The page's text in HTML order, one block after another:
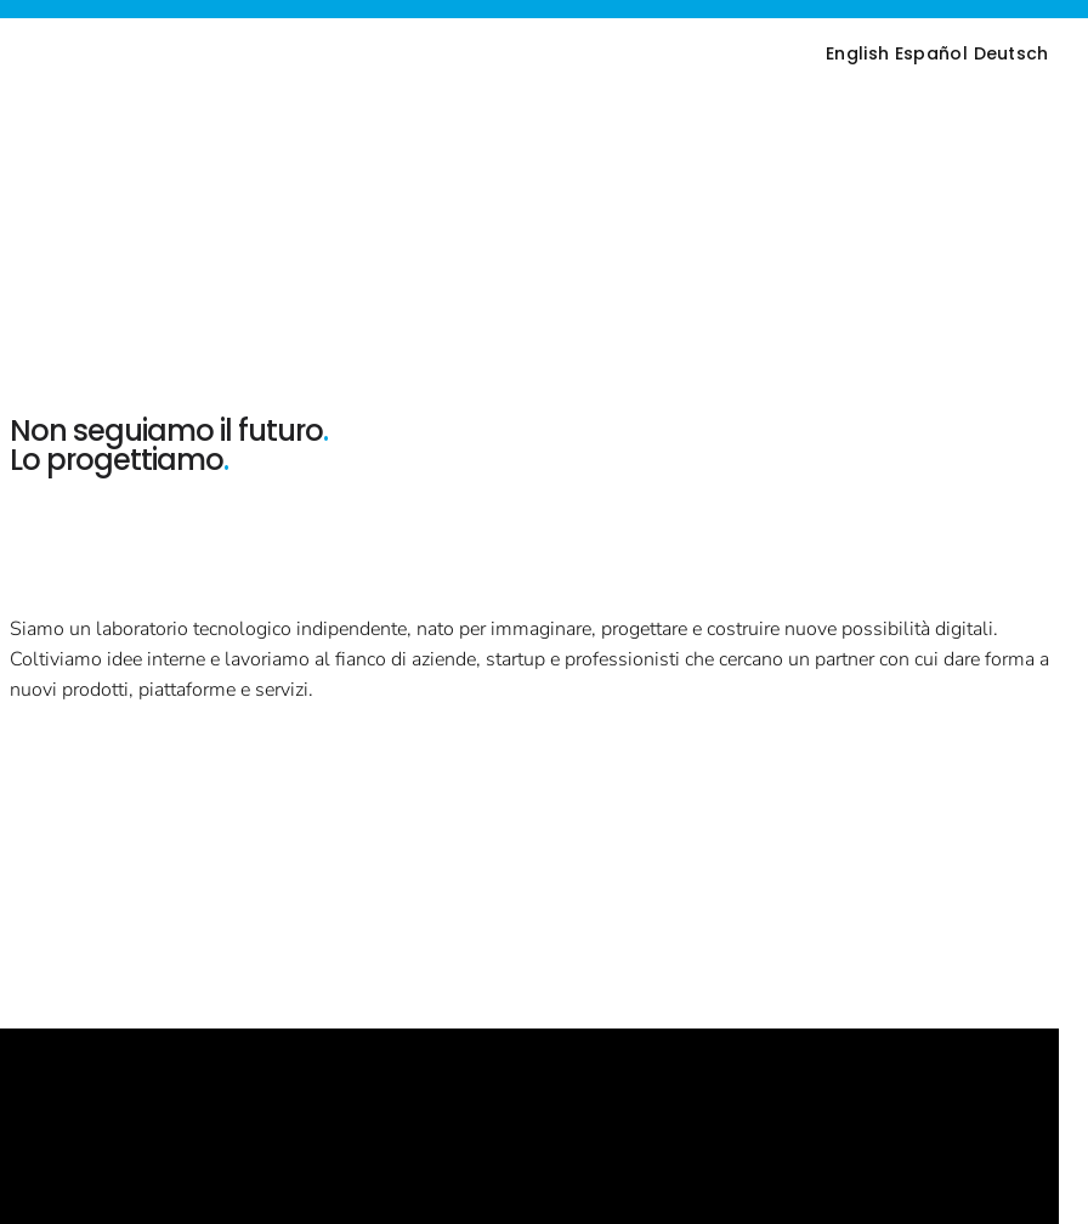
English Español Deutsch
Non seguiamo il futuro.
Lo progettiamo.
Siamo un laboratorio tecnologico indipendente, nato per immaginare, progettare e costruire nuove possibilità digitali.
Coltiviamo idee interne e lavoriamo al fianco di aziende, startup e professionisti che cercano un partner con cui dare forma a
nuovi prodotti, piattaforme e servizi.